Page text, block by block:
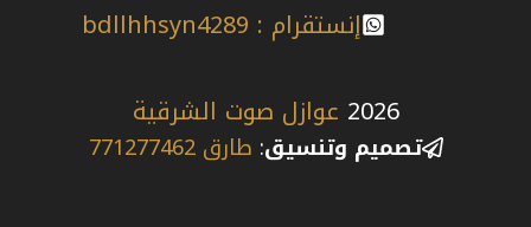
إنستقرام : bdllhhsyn4289
2026 عوازل صوت الشرقية
تصميم وتنسيق: طارق 771277462